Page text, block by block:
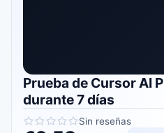
Prueba de Cursor AI
durante 7 días
Sin reseñas